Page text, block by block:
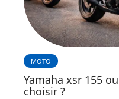
MOTO
Yamaha xsr 155
choisir ?